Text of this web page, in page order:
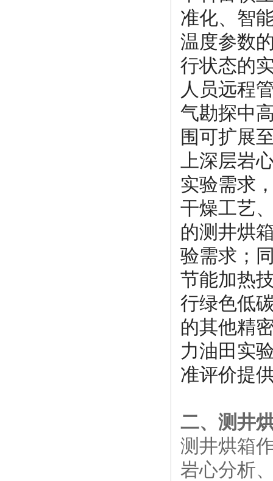
准化、智
温度参数
行状态的
人员远程
气勘探中
围可扩展
上深层岩
实验需求
干燥工艺
的测井烘
验需求；
节能加热
行绿色低
的其他精
力油田实
准评价提
二、测井
测井烘箱
岩心分析